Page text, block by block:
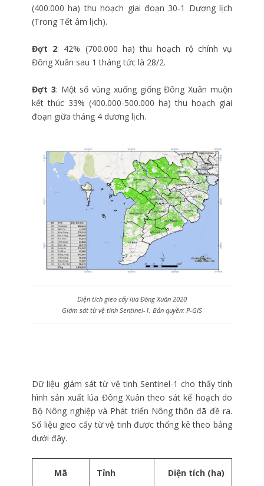
(400.000 ha) thu hoạch giai đoạn 30-1 Dương lịch
(Trong Tết âm lịch).
Đợt 2: 42% (700.000 ha) thu hoạch rộ chính vụ
Đông Xuân sau 1 tháng tức là 28/2.
Đợt 3: Một số vùng xuống giống Đông Xuân muộn
kết thúc 33% (400.000-500.000 ha) thu hoạch giai
đoạn giữa tháng 4 dương lịch.
Diện tích gieo cấy lúa Đông Xuân 2020
Giám sát từ vệ tinh Sentinel-1. Bản quyền: P-GIS
Dữ liệu giám sát từ vệ tinh Sentinel-1 cho thấy tình
hình sản xuất lúa Đông Xuân theo sát kế hoạch do
Bộ Nông nghiệp và Phát triển Nông thôn đã đề ra.
Số liệu gieo cấy từ vệ tinh được thống kê theo bảng
dưới đây.
Mã Tỉnh Diện tích (ha)